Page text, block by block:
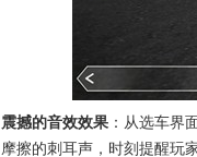
震撼的音效效果 ：从选车界
摩擦的刺耳声，时刻提醒玩